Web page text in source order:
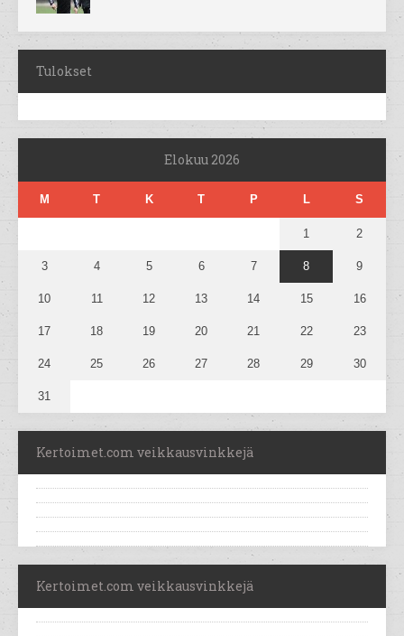
Tulokset
Elokuu 2026
M T K T P L S
1 2
3 4 5 6 7 8 9
10 11 12 13 14 15 16
17 18 19 20 21 22 23
24 25 26 27 28 29 30
31
Kertoimet.com veikkausvinkkejä
Kertoimet.com veikkausvinkkejä